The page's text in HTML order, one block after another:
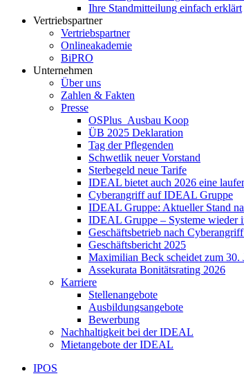
Ihre Standmitteilung einfach erklärt
Vertriebspartner
Vertriebspartner
Onlineakademie
BiPRO
Unternehmen
Über uns
Zahlen & Fakten
Presse
OSPlus_Ausbau Koop
ÜB 2025 Deklaration
Tag der Pflegenden
Schwetlik neuer Vorstand
Sterbegeld neue Tarife
IDEAL bietet auch 2026 eine
Cyberangriff auf IDEAL Gruppe
IDEAL Gruppe: Aktueller Stand
IDEAL Gruppe – Systeme wieder
Geschäftsbetrieb nach
Geschäftsbericht 2025
Maximilian Beck scheidet zum 30.
Assekurata Bonitätsrating 2026
Karriere
Stellenangebote
Ausbildungsangebote
Bewerbung
Nachhaltigkeit bei der IDEAL
Mietangebote der IDEAL
IPOS